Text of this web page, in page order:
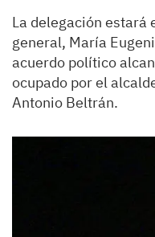
La delegación estará
general, María
acuerdo político
ocupado por el
Antonio Beltrán.